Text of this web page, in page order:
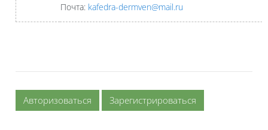
Почта: kafedra-dermven@mail.ru
Авторизоваться Зарегистрироваться